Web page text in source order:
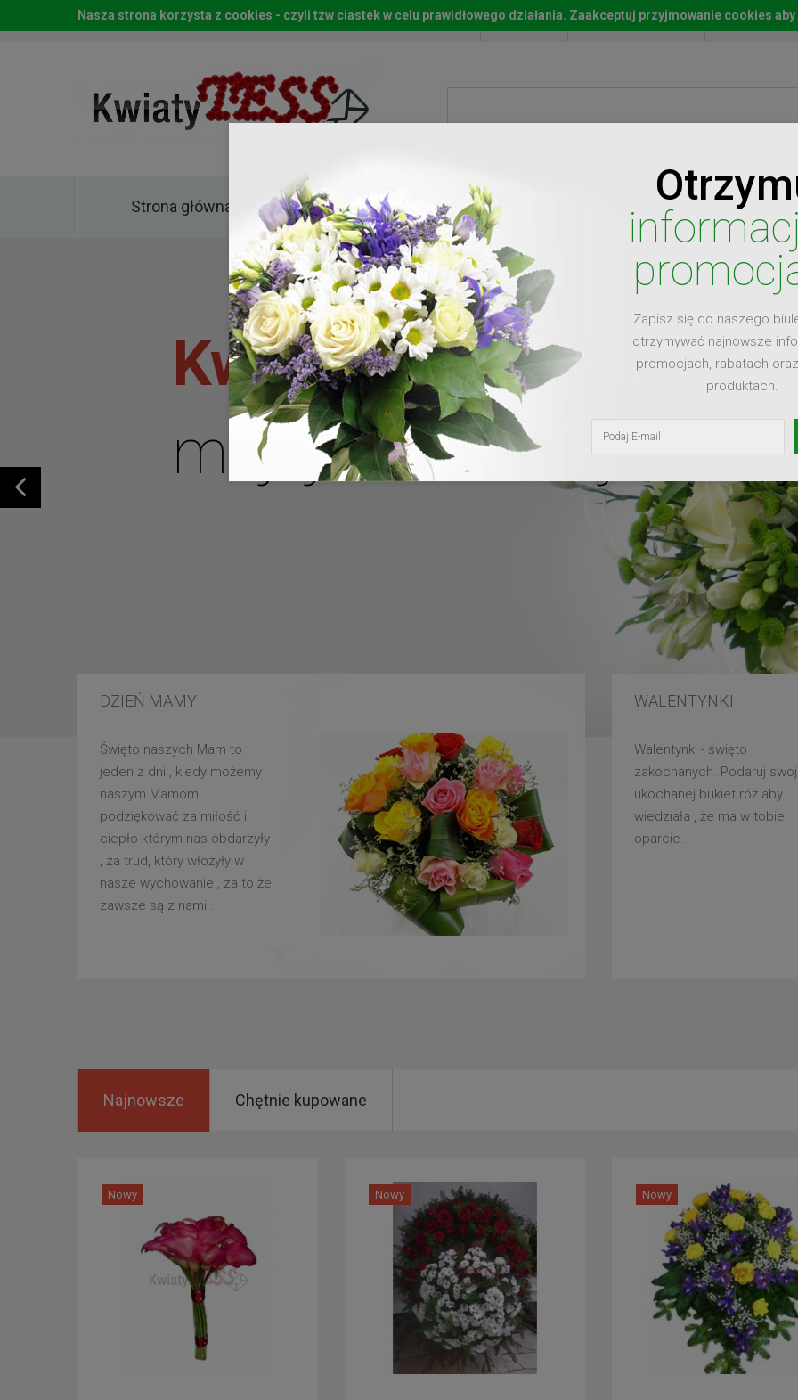
Start Moje konto Lista
Strona główna Kwiaty
Kwiaty dla
mojej ukochanej
DZIEŃ MAMY
Święto naszych Mam to
jeden z dni , kiedy możemy
naszym Mamom
podziękować za miłość i
ciepło którym nas obdarzyły
, za trud, który włożyły w
nasze wychowanie , za to że
zawsze są z nami .
WALENTYNKI
Walentynki - święto
zakochanych. Podaruj
ukochanej bukiet róż aby
wiedziała , że ma w tobie
oparcie .
Zapisz się do naszego
otrzymywać najnowsze
promocjach, rabatach
produktach.
Najnowsze Chętnie kupowane
Nowy Nowy Nowy
Nasza strona korzysta z cookies - czyli tzw ciastek w celu prawidłowego działania. Zaakceptuj przyjmowanie cookies